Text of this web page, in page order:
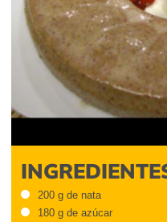
200 g de nata
180 g de azúcar